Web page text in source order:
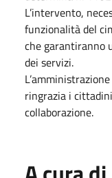
L’intervento,
funzionalità del
che garantiranno
dei servizi.
ringrazia i
collaborazione.